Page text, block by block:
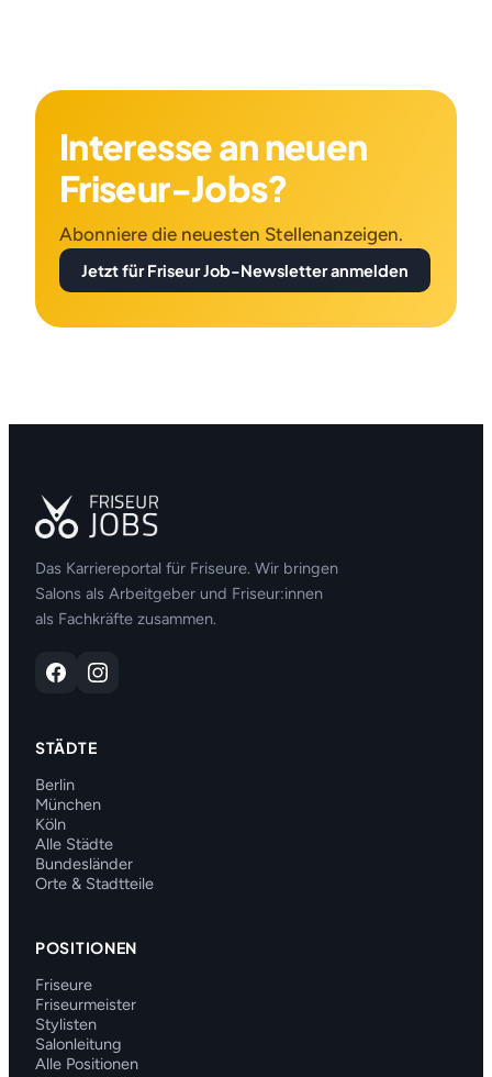
Interesse an neuen
Friseur-Jobs?
Abonniere die neuesten Stellenanzeigen.
Jetzt für Friseur Job-Newsletter anmelden
Das Karriereportal für Friseure. Wir bringen
Salons als Arbeitgeber und Friseur:innen
als Fachkräfte zusammen.
STÄDTE
Berlin
München
Köln
Alle Städte
Bundesländer
Orte & Stadtteile
POSITIONEN
Friseure
Friseurmeister
Stylisten
Salonleitung
Alle Positionen